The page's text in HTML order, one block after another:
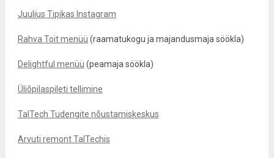
Juulius Tipikas Instagram
Rahva Toit menüü (raamatukogu ja majandusmaja söökla)
Delightful menüü (peamaja söökla)
Üliõpilaspileti tellimine
TalTech Tudengite nõustamiskeskus
Arvuti remont TalTechis